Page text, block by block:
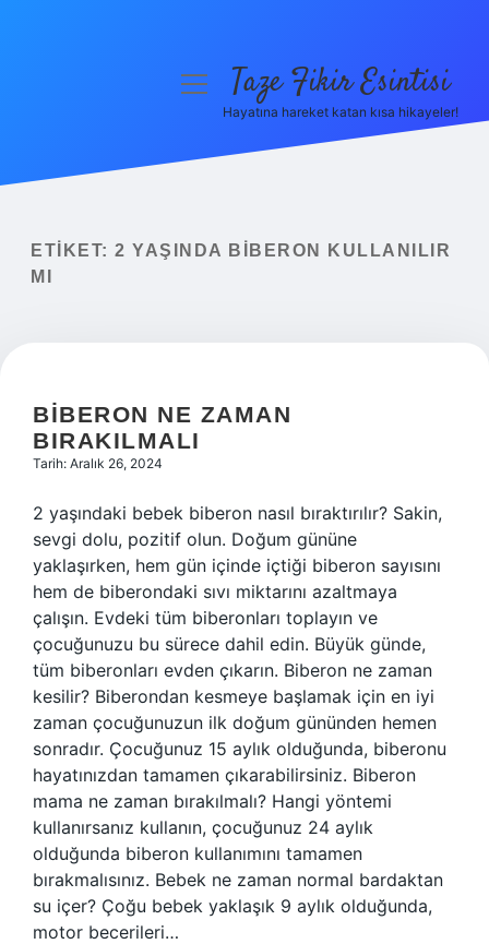
Yasal Uyarı
menüyüTaze Fikir Esintisi
Hayatına hareket katan kısa hikayeler!
ETIKET: 2 YAŞINDA BIBERON KULLANILIR
MI
BIBERON NE ZAMAN
BIRAKILMALI
Tarih: Aralık 26, 2024
2 yaşındaki bebek biberon nasıl bıraktırılır? Sakin,
sevgi dolu, pozitif olun. Doğum gününe
yaklaşırken, hem gün içinde içtiği biberon sayısını
hem de biberondaki sıvı miktarını azaltmaya
çalışın. Evdeki tüm biberonları toplayın ve
çocuğunuzu bu sürece dahil edin. Büyük günde,
tüm biberonları evden çıkarın. Biberon ne zaman
kesilir? Biberondan kesmeye başlamak için en iyi
zaman çocuğunuzun ilk doğum gününden hemen
sonradır. Çocuğunuz 15 aylık olduğunda, biberonu
hayatınızdan tamamen çıkarabilirsiniz. Biberon
mama ne zaman bırakılmalı? Hangi yöntemi
kullanırsanız kullanın, çocuğunuz 24 aylık
olduğunda biberon kullanımını tamamen
bırakmalısınız. Bebek ne zaman normal bardaktan
su içer? Çoğu bebek yaklaşık 9 aylık olduğunda,
motor becerileri…